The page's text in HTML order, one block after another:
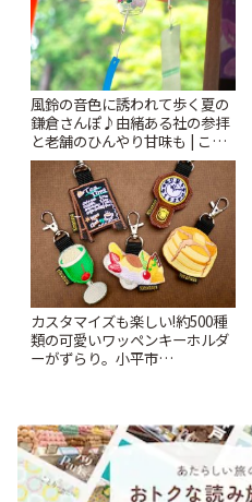
風鈴の音色に誘われて歩く夏の
鎌倉さんぽ♪由緒ある社の参拝
と老舗のひんやり甘味も | こと
りっぷ
カスタマイズも楽しい!約500種
類の可愛いワッペンキーホルダ
ーがずらり。小平市